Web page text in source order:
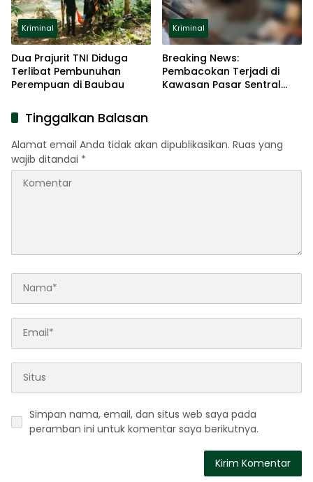
Kriminal
Dua Prajurit TNI Diduga
Terlibat Pembunuhan
Perempuan di Baubau
Kriminal
Breaking News:
Pembacokan Terjadi di
Kawasan Pasar Sentral
Tinggalkan Balasan
Alamat email Anda tidak akan dipublikasikan. Ruas yang
wajib ditandai *
Simpan nama, email, dan situs web saya pada
peramban ini untuk komentar saya berikutnya.